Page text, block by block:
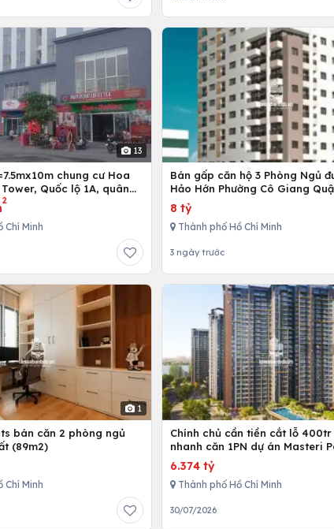
13
chung cư Hoa
Quốc lộ 1A, quân
Việt Nam
2
Chí Minh
Bán gấp căn hộ 3 Phòng Ngủ
Hảo Hớn Phường Cô Giang
8 tỷ
Thành phố Hồ Chí Minh
3 ngày trước
1
bán căn 2 phòng ngủ
(89m2)
Chí Minh
Chính chủ cần tiền cắt lỗ
nhanh căn 1PN dự án Masteri
Place
6.374 tỷ
Thành phố Hồ Chí Minh
30/07/2026